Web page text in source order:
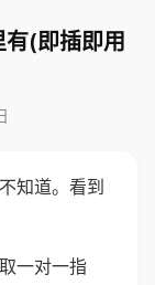
(即插即用
知道。看到
一对一指